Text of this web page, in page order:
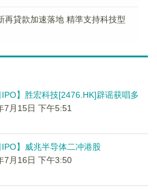
再貸款加速落地 精準支持科技型
IPO】胜宏科技[2476.HK]辟谣获唱多
7月15日 下午5:51
IPO】威兆半导体二冲港股
7月16日 下午3:50